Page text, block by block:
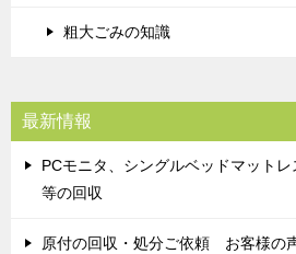
粗大ごみの知識
最新情報
PCモニタ、シングルベッドマット
等の回収
原付の回収・処分ご依頼 お客様の